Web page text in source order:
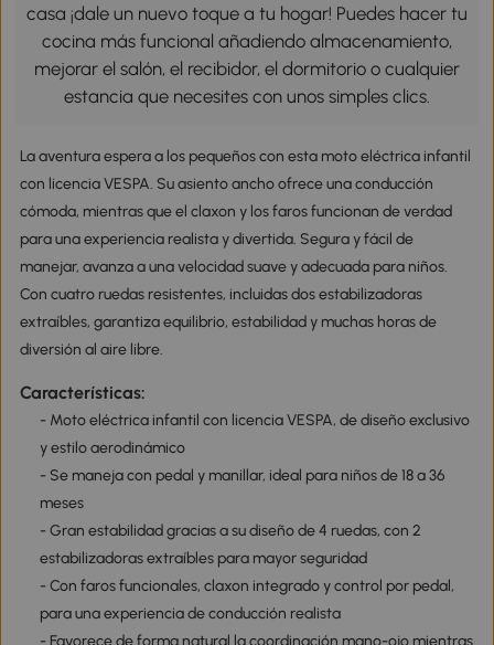
casa ¡dale un nuevo toque a tu hogar! Puedes hacer tu
cocina más funcional añadiendo almacenamiento,
mejorar el salón, el recibidor, el dormitorio o cualquier
estancia que necesites con unos simples clics.
La aventura espera a los pequeños con esta moto eléctrica infantil
con licencia VESPA. Su asiento ancho ofrece una conducción
cómoda, mientras que el claxon y los faros funcionan de verdad
para una experiencia realista y divertida. Segura y fácil de
manejar, avanza a una velocidad suave y adecuada para niños.
Con cuatro ruedas resistentes, incluidas dos estabilizadoras
extraíbles, garantiza equilibrio, estabilidad y muchas horas de
diversión al aire libre.
Características:
- Moto eléctrica infantil con licencia VESPA, de diseño exclusivo
y estilo aerodinámico
- Se maneja con pedal y manillar, ideal para niños de 18 a 36
meses
- Gran estabilidad gracias a su diseño de 4 ruedas, con 2
estabilizadoras extraíbles para mayor seguridad
- Con faros funcionales, claxon integrado y control por pedal,
para una experiencia de conducción realista
- Favorece de forma natural la coordinación mano-ojo mientras